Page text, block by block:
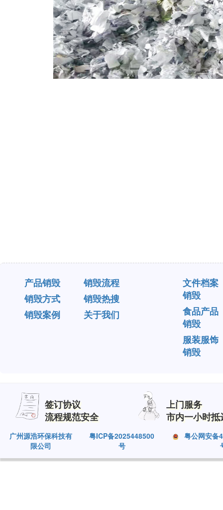
产品销毁
销毁流程
销毁方式
销毁热搜
销毁案例
关于我们
文件档案
销毁
食品产品
销毁
服装服饰
销毁
签订协议
流程规范安全
上门服务
市内一小时抵
广州源浩环保科技有
限公司
粤ICP备2025448500
号
粤公网安备